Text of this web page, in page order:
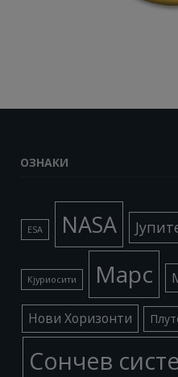
ОЗНАКИ
ESA NASA
Кјуриосити Марс
Нови Хоризонти
Сончев